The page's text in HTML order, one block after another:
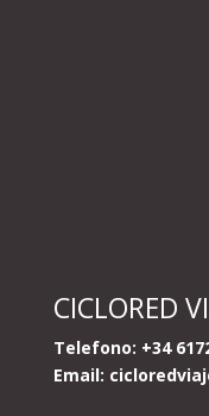
CICLORED
Telefono: +34
Email: